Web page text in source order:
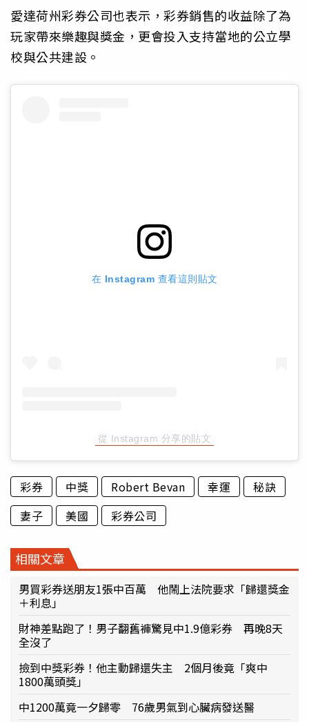
愛達荷州彩券公司也表示，彩券銷售的收益除了為
玩家帶來樂趣與獎金，更會投入支持當地的公立學
校與公共建設。
在 Instagram 查看這則貼文
從 Instagram 分享的貼文
彩券 中獎 Robert Bevan 幸運
秘訣
妻子
美國 彩券公司
相關文章
男買彩券送朋友1張中百萬 他鬧上法院要求「歸還獎金
＋利息」
財神差點跑了！男子翻舊褲驚見中1.9億彩券 再晚8天
全沒了
撿到中獎彩券！他主動歸還失主 2個月後竟「爽中
1800萬頭獎」
中1200萬竟一夕歸零 76歲男氣到心臟病發送醫